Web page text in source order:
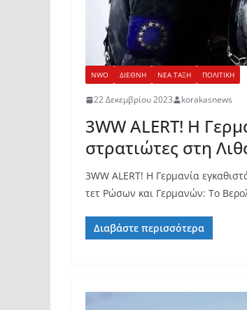
NWO ΔΙΕΘΝΗ ΝΕΑ ΤΑΞΗ ΠΟΛΙΤΙΚΗ
22 Δεκεμβρίου 2023 korakasnews
3WW ALERT! Η
στρατιώτες στη
3WW ALERT! Η Γερμανία
τετ Ρώσων και Γερμανών: Το
Διαβάστε περισσότερα